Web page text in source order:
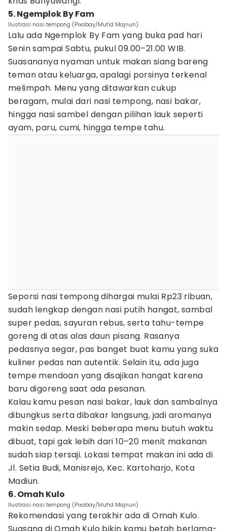
5. Ngemplok By Fam
Ilustrasi nasi tempong (Pixabay/Mufid Majnun)
Lalu ada Ngemplok By Fam yang buka pad hari
Senin sampai Sabtu, pukul 09.00–21.00 WIB.
Suasananya nyaman untuk makan siang bareng
teman atau keluarga, apalagi porsinya terkenal
melimpah. Menu yang ditawarkan cukup
beragam, mulai dari nasi tempong, nasi bakar,
hingga nasi sambel dengan pilihan lauk seperti
ayam, paru, cumi, hingga tempe tahu.
Seporsi nasi tempong dihargai mulai Rp23 ribuan,
sudah lengkap dengan nasi putih hangat, sambal
super pedas, sayuran rebus, serta tahu-tempe
goreng di atas alas daun pisang. Rasanya
pedasnya segar, pas banget buat kamu yang suka
kuliner pedas nan autentik. Selain itu, ada juga
tempe mendoan yang disajikan hangat karena
baru digoreng saat ada pesanan.
Kalau kamu pesan nasi bakar, lauk dan sambalnya
dibungkus serta dibakar langsung, jadi aromanya
makin sedap. Meski beberapa menu butuh waktu
dibuat, tapi gak lebih dari 10–20 menit makanan
sudah siap tersaji. Lokasi tempat makan ini ada di
Jl. Setia Budi, Manisrejo, Kec. Kartoharjo, Kota
Madiun.
6. Omah Kulo
Ilustrasi nasi tempong (Pixabay/Mufid Majnun)
Rekomendasi yang terakhir ada di Omah Kulo.